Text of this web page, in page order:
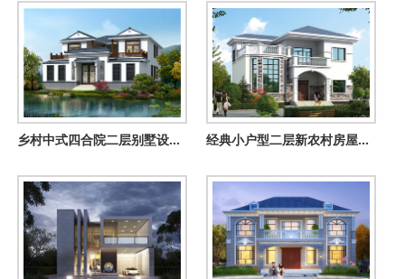
乡村中式四合院二层别墅设计图，中式韵味十足 经典小户型二层新农村房屋设计图纸，客厅中空，造价20万